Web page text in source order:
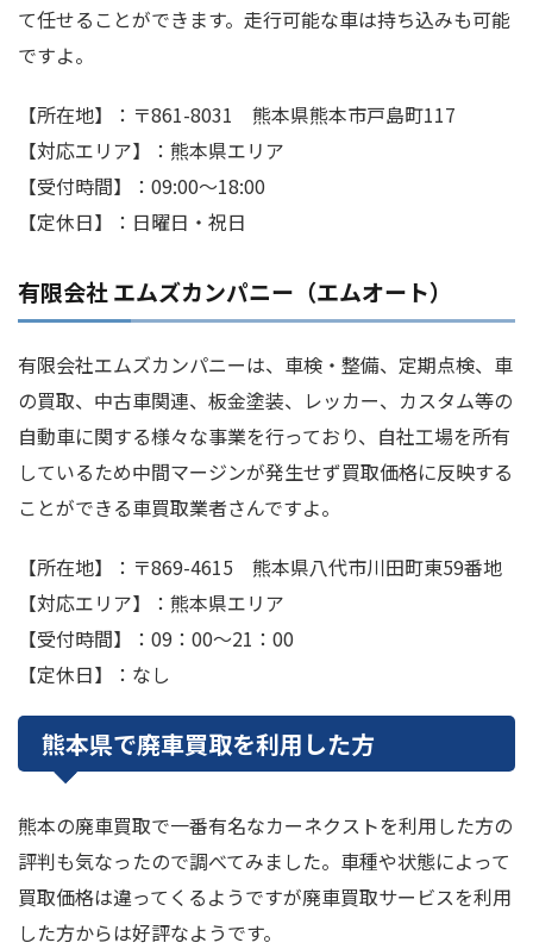
て任せることができます。走行可能な車は持ち込みも可能
ですよ。
【所在地】：〒861-8031 熊本県熊本市戸島町117
【対応エリア】：熊本県エリア
【受付時間】：09:00～18:00
【定休日】：日曜日・祝日
有限会社 エムズカンパニー（エムオート）
有限会社エムズカンパニーは、車検・整備、定期点検、車
の買取、中古車関連、板金塗装、レッカー、カスタム等の
自動車に関する様々な事業を行っており、自社工場を所有
しているため中間マージンが発生せず買取価格に反映する
ことができる車買取業者さんですよ。
【所在地】：〒869-4615 熊本県八代市川田町東59番地
【対応エリア】：熊本県エリア
【受付時間】：09：00～21：00
【定休日】：なし
熊本県で廃車買取を利用した方
熊本の廃車買取で一番有名なカーネクストを利用した方の
評判も気なったので調べてみました。車種や状態によって
買取価格は違ってくるようですが廃車買取サービスを利用
した方からは好評なようです。